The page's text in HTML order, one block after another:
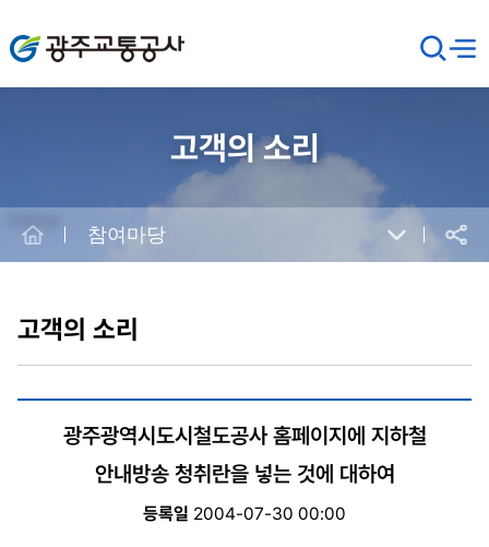
광주교통공사
검
색
창
메뉴
고객의 소리
공유
참여마당
고객의 소리
광주광역시도시철도공사 홈페이지에 지하철
안내방송 청취란을 넣는 것에 대하여
등록일 2004-07-30 00:00